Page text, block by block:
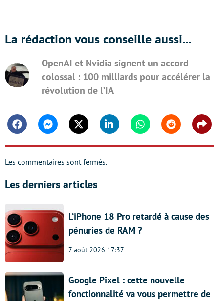
La rédaction vous conseille aussi...
OpenAI et Nvidia signent un accord
colossal : 100 milliards pour accélérer la
révolution de l’IA
FacebookMessengerTwitter Linkedin WhatsappReddit
Les commentaires sont fermés.
Les derniers articles
L’iPhone 18 Pro retardé à cause des
pénuries de RAM ?
7 août 2026 17:37
Google Pixel : cette nouvelle
fonctionnalité va vous permettre de